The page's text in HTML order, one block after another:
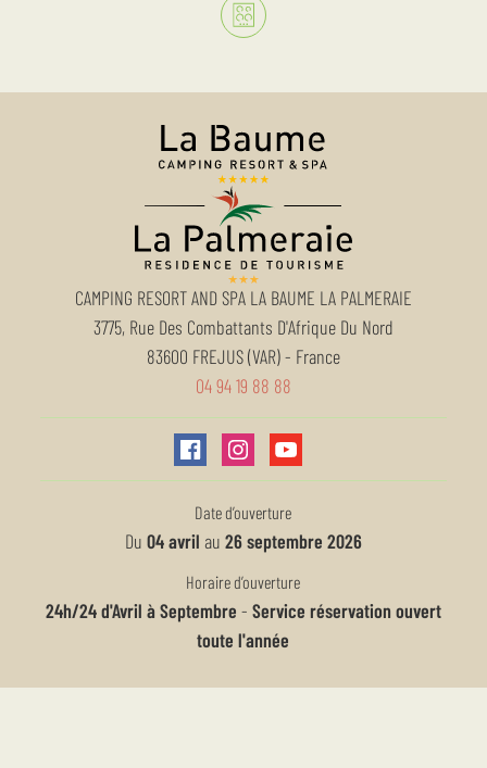
CAMPING RESORT AND SPA LA BAUME LA PALMERAIE
3775, Rue Des Combattants D'Afrique Du Nord
83600 FREJUS (VAR)- France
04 94 19 88 88
Date d’ouverture
Du 04 avril au 26 septembre 2026
Horaire d’ouverture
24h/24 d'Avril à Septembre - Service réservation ouvert
toute l'année